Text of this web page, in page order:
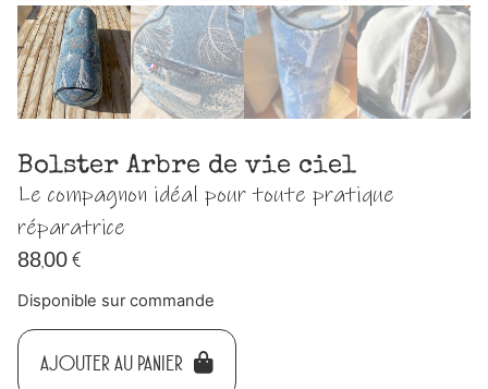
Bolster Arbre de vie ciel
Le compagnon idéal pour toute pratique
réparatrice
88,00€
Disponible sur commande
AJOUTER AU PANIER